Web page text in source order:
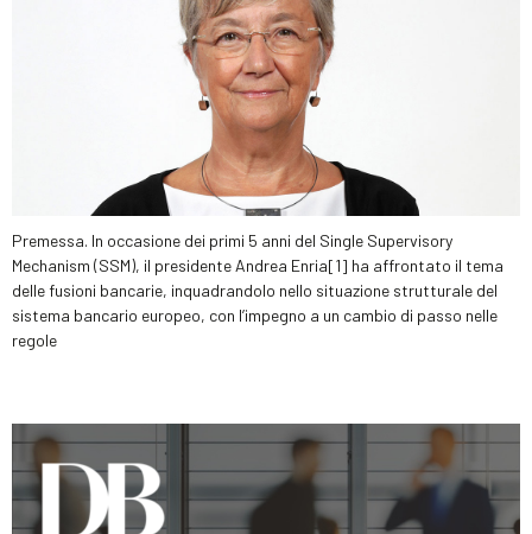
Premessa. In occasione dei primi 5 anni del Single Supervisory
Mechanism (SSM), il presidente Andrea Enria[1] ha affrontato il tema
delle fusioni bancarie, inquadrandolo nello situazione strutturale del
sistema bancario europeo, con l’impegno a un cambio di passo nelle
regole